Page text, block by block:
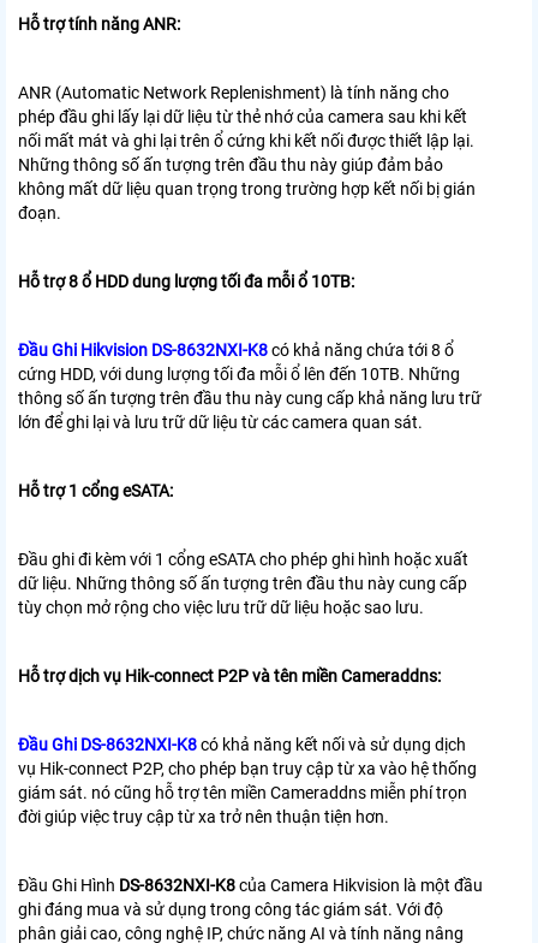
Hỗ trợ tính năng ANR:
ANR (Automatic Network Replenishment) là tính năng cho
phép đầu ghi lấy lại dữ liệu từ thẻ nhớ của camera sau khi kết
nối mất mát và ghi lại trên ổ cứng khi kết nối được thiết lập lại.
Những thông số ấn tượng trên đầu thu này giúp đảm bảo
không mất dữ liệu quan trọng trong trường hợp kết nối bị gián
đoạn.
Hỗ trợ 8 ổ HDD dung lượng tối đa mỗi ổ 10TB:
Đầu Ghi Hikvision DS-8632NXI-K8có khả năng chứa tới 8 ổ
cứng HDD, với dung lượng tối đa mỗi ổ lên đến 10TB. Những
thông số ấn tượng trên đầu thu này cung cấp khả năng lưu trữ
lớn để ghi lại và lưu trữ dữ liệu từ các camera quan sát.
Hỗ trợ 1 cổng eSATA:
Đầu ghi đi kèm với 1 cổng eSATA cho phép ghi hình hoặc xuất
dữ liệu. Những thông số ấn tượng trên đầu thu này cung cấp
tùy chọn mở rộng cho việc lưu trữ dữ liệu hoặc sao lưu.
Hỗ trợ dịch vụ Hik-connect P2P và tên miền Cameraddns:
Đầu Ghi DS-8632NXI-K8có khả năng kết nối và sử dụng dịch
vụ Hik-connect P2P, cho phép bạn truy cập từ xa vào hệ thống
giám sát. nó cũng hỗ trợ tên miền Cameraddns miễn phí trọn
đời giúp việc truy cập từ xa trở nên thuận tiện hơn.
Đầu Ghi Hình DS-8632NXI-K8của Camera Hikvision là một đầu
ghi đáng mua và sử dụng trong công tác giám sát. Với độ
phân giải cao, công nghệ IP, chức năng AI và tính năng nâng